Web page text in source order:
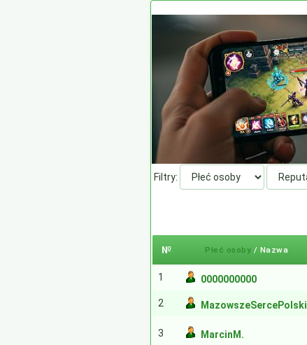
Filtry:
№ Płeć osoby / Nazwa
1 0000000000
2 MazowszeSercePolski
3 MarcinM.